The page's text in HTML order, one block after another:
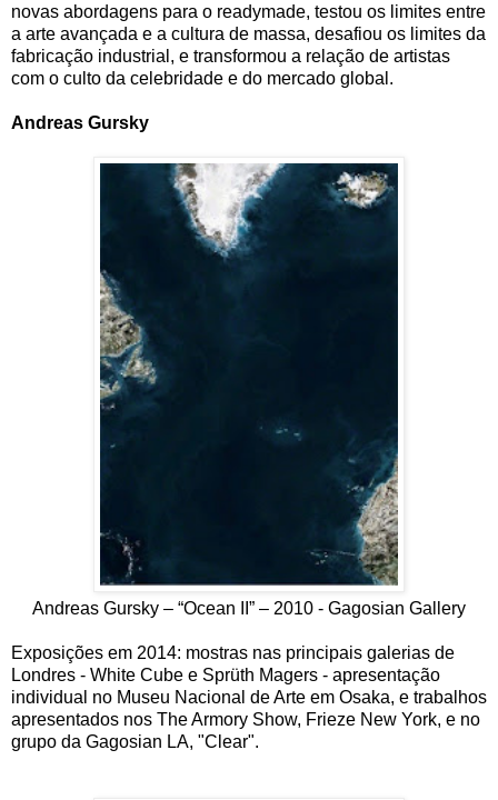
novas abordagens para o readymade, testou os limites entre
a arte avançada e a cultura de massa, desafiou os limites da
fabricação industrial, e transformou a relação de artistas
com o culto da celebridade e do mercado global.
Andreas Gursky
Andreas Gursky – “Ocean II” – 2010 - Gagosian Gallery
Exposições em 2014: mostras nas principais galerias de
Londres - White Cube e Sprüth Magers - apresentação
individual no Museu Nacional de Arte em Osaka, e trabalhos
apresentados nos The Armory Show, Frieze New York, e no
grupo da Gagosian LA, "Clear".